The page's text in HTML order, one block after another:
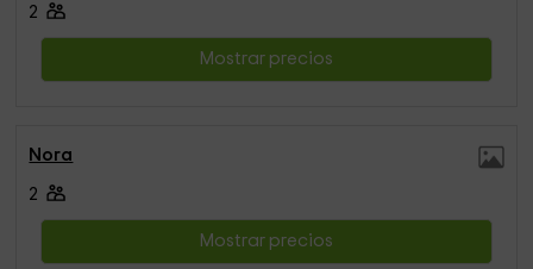
2
Mostrar precios
Nora
2
Mostrar precios